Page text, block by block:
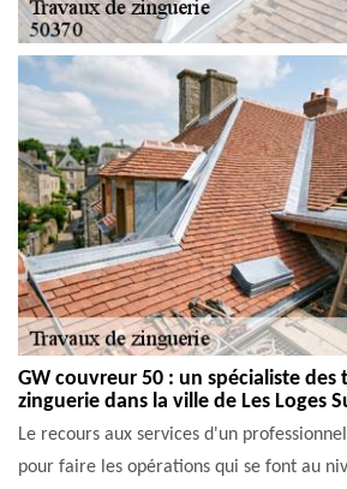
GW couvreur 50 : un spécialiste des
zinguerie dans la ville de Les Loges
Le recours aux services d'un
pour faire les opérations qui se font au